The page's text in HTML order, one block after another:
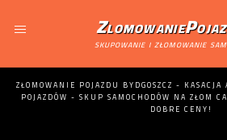
skupowanie i złomowanie
ZŁOMOWANIE POJAZDU BYDGOSZCZ -
POJAZDÓW - SKUP SAMOCHODÓW NA ZŁOM
DOBRE CENY!